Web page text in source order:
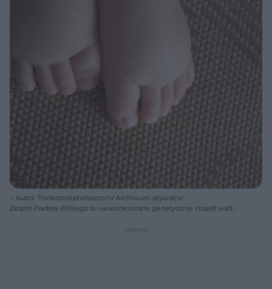
Autor: Thinkstockphotos.com/ Archiwum prywatne
Zespół Pradera-Williego to uwarunkowane genetycznie zespół wad